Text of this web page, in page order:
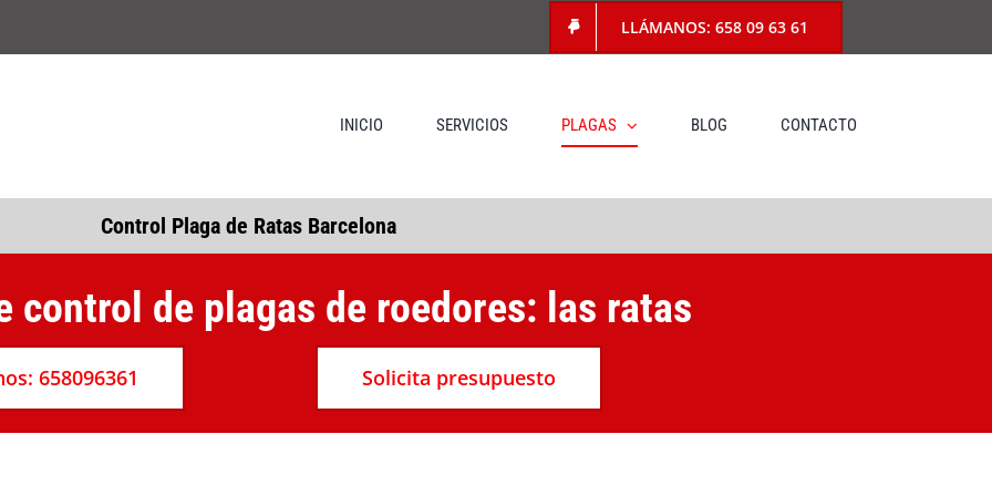
LLÁMANOS: 658 09 63 61
INICIO SERVICIOS PLAGAS BLOG CONTACTO
Control Plaga de Ratas Barcelona
control de plagas de roedores: las ratas
658096361 Solicita presupuesto